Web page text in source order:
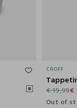
CROFF
€ 19,99€
Out of